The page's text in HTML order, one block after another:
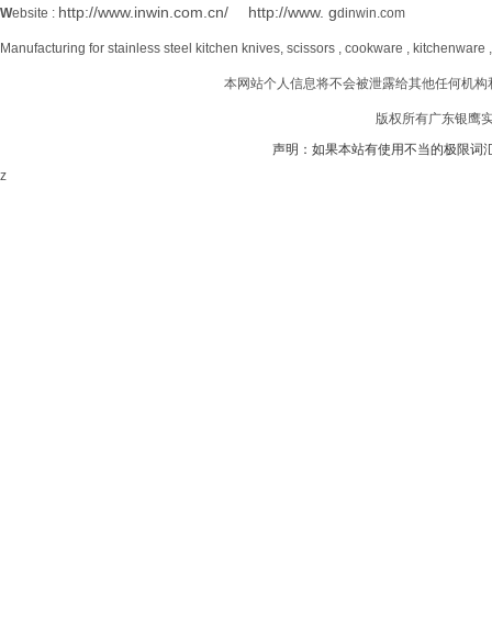
Website : http://www.inwin.com.cn/ http://www. gdinwin.com
Manufacturing for stainless steel kitchen knives, scissors , cookware ,
本网站个人信息将不会被泄露给其他任何机
版权所有广东银鹰
声明：如果本站有使用不当的极限词
z